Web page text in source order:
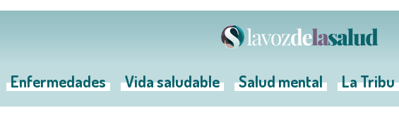
Enfermedades Vida saludable Salud mental La Tribu